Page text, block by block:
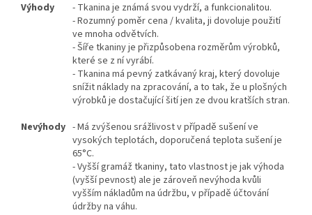
Výhody
- Tkanina je známá svou vydrží, a funkcionalitou.
- Rozumný poměr cena / kvalita, ji dovoluje použití
ve mnoha odvětvích.
- Šíře tkaniny je přizpůsobena rozměrům výrobků,
které se z ní vyrábí.
- Tkanina má pevný zatkávaný kraj, který dovoluje
snížit náklady na zpracování, a to tak, že u plošných
výrobků je dostačující šití jen ze dvou kratších stran.
Nevýhody - Má zvýšenou srážlivost v případě sušení ve
vysokých teplotách, doporučená teplota sušení je
65°C.
- Vyšší gramáž tkaniny, tato vlastnost je jak výhoda
(vyšší pevnost) ale je zároveň nevýhoda kvůli
vyšším nákladům na údržbu, v případě účtování
údržby na váhu.